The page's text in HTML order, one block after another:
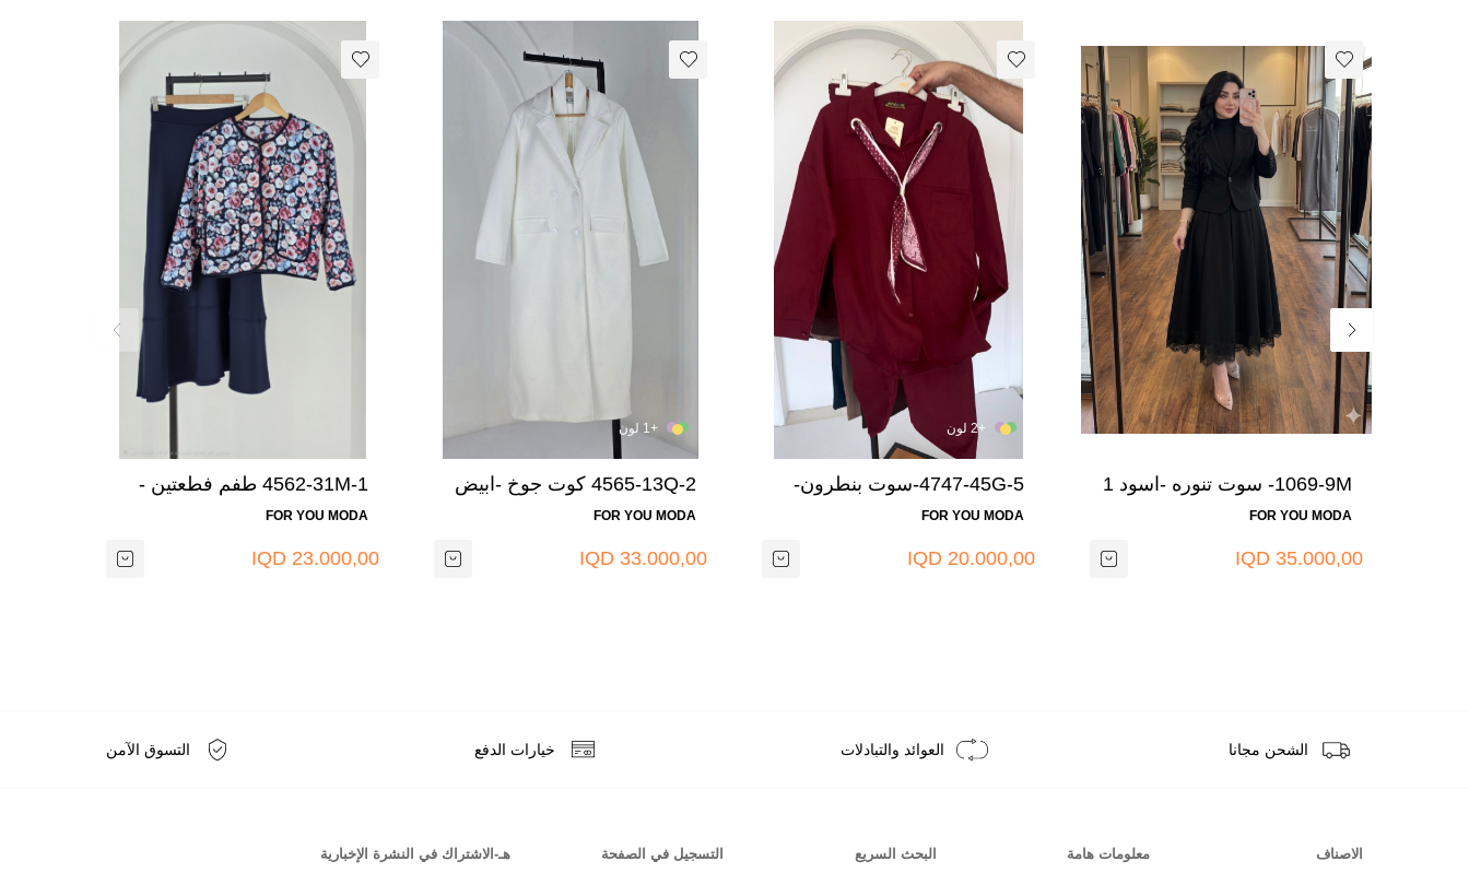
1069-9M- سوت تنوره -اسود 1
FOR YOU MODA
35.000,00 IQD
+2 لون
4747-45G-5-سوت بنطرون-
ماروني
FOR YOU MODA
20.000,00 IQD
+1 لون
4565-13Q-2 كوت جوخ -ابيض
FOR YOU MODA
33.000,00 IQD
4562-31M-1 طفم فطعتين -
نيلي
FOR YOU MODA
23.000,00 IQD
الشحن مجانا العوائد والتبادلات خيارات الدفع التسوق الآمن
الاصناف معلومات هامة البحث السريع التسجيل في الصفحة هـ-الاشتراك في النشرة الإخبارية